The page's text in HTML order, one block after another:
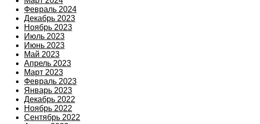
Февраль 2024
Декабрь 2023
Ноябрь 2023
Июль 2023
Июнь 2023
Май 2023
Апрель 2023
Март 2023
Февраль 2023
Январь 2023
Декабрь 2022
Ноябрь 2022
Сентябрь 2022